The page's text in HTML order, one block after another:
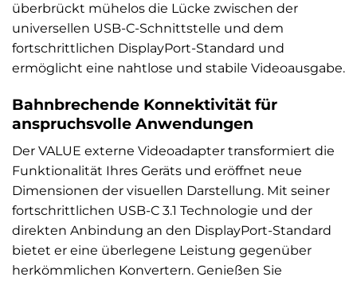
überbrückt mühelos die Lücke zwischen der
universellen USB-C-Schnittstelle und dem
fortschrittlichen DisplayPort-Standard und
ermöglicht eine nahtlose und stabile Videoausgabe.
Bahnbrechende Konnektivität für
anspruchsvolle Anwendungen
Der VALUE externe Videoadapter transformiert die
Funktionalität Ihres Geräts und eröffnet neue
Dimensionen der visuellen Darstellung. Mit seiner
fortschrittlichen USB-C 3.1 Technologie und der
direkten Anbindung an den DisplayPort-Standard
bietet er eine überlegene Leistung gegenüber
herkömmlichen Konvertern. Genießen Sie